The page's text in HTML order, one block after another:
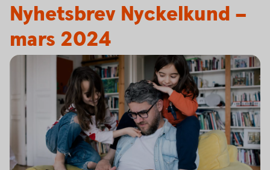
Nyhetsbrev Nyckelkund –
mars 2024